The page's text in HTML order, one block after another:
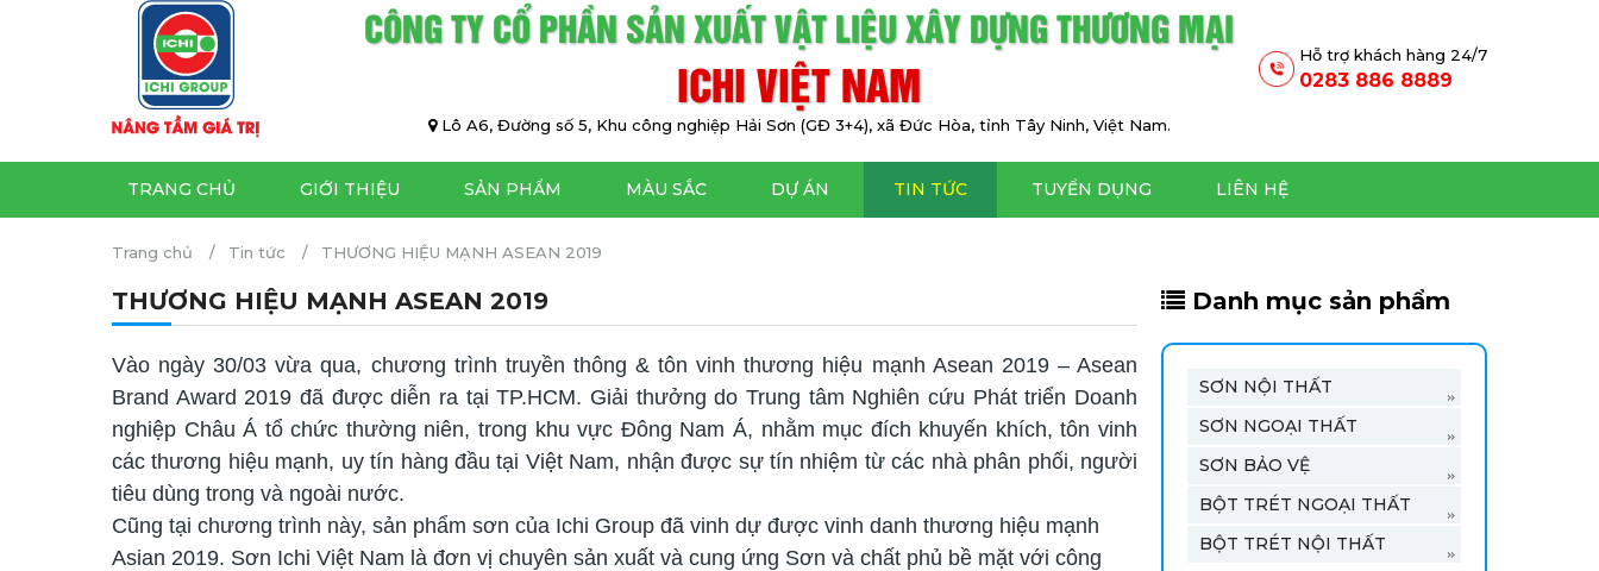
CÔNG TY CỔ PHẦN SẢN XUẤT VẬT LIỆU XÂY DỰNG THƯƠNG MẠI
ICHI VIỆT NAM
Lô A6, Đường số 5, Khu công nghiệp Hải Sơn (GĐ 3+4), xã Đức Hòa, tỉnh Tây Ninh, Việt Nam.
Hỗ trợ khách hàng 24/7
0283 886 8889
TRANG CHỦ GIỚI THIỆU SẢN PHẨM MÀU SẮC DỰ ÁN TIN TỨC TUYỂN DỤNG LIÊN HỆ
Trang chủ Tin tức THƯƠNG HIỆU MẠNH ASEAN 2019
THƯƠNG HIỆU MẠNH ASEAN 2019
Vào ngày 30/03 vừa qua, chương trình truyền thông & tôn vinh thương hiệu mạnh Asean 2019 – Asean
Brand Award 2019 đã được diễn ra tại TP.HCM. Giải thưởng do Trung tâm Nghiên cứu Phát triển Doanh
nghiệp Châu Á tổ chức thường niên, trong khu vực Đông Nam Á, nhằm mục đích khuyến khích, tôn vinh
các thương hiệu mạnh, uy tín hàng đầu tại Việt Nam, nhận được sự tín nhiệm từ các nhà phân phối, người
tiêu dùng trong và ngoài nước.
Cũng tại chương trình này, sản phẩm sơn của Ichi Group đã vinh dự được vinh danh thương hiệu mạnh
Asian 2019. Sơn Ichi Việt Nam là đơn vị chuyên sản xuất và cung ứng Sơn và chất phủ bề mặt với công
Danh mục sản phẩm
SƠN NỘI THẤT
SƠN NGOẠI THẤT
SƠN BẢO VỆ
BỘT TRÉT NGOẠI THẤT
BỘT TRÉT NỘI THẤT